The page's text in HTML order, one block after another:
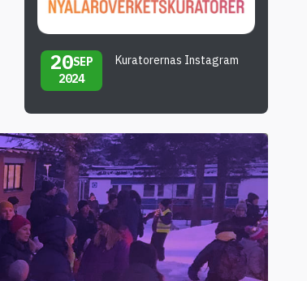
20SEP
2024
Kuratorernas Instagram